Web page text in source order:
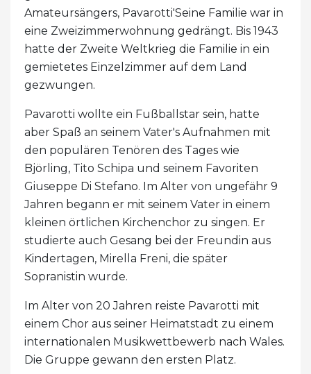
Amateursängers, Pavarotti'Seine Familie war in
eine Zweizimmerwohnung gedrängt. Bis 1943
hatte der Zweite Weltkrieg die Familie in ein
gemietetes Einzelzimmer auf dem Land
gezwungen.
Pavarotti wollte ein Fußballstar sein, hatte
aber Spaß an seinem Vater's Aufnahmen mit
den populären Tenören des Tages wie
Björling, Tito Schipa und seinem Favoriten
Giuseppe Di Stefano. Im Alter von ungefähr 9
Jahren begann er mit seinem Vater in einem
kleinen örtlichen Kirchenchor zu singen. Er
studierte auch Gesang bei der Freundin aus
Kindertagen, Mirella Freni, die später
Sopranistin wurde.
Im Alter von 20 Jahren reiste Pavarotti mit
einem Chor aus seiner Heimatstadt zu einem
internationalen Musikwettbewerb nach Wales.
Die Gruppe gewann den ersten Platz.